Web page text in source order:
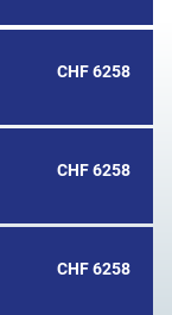
CHF 6258
CHF 6258
CHF 6258